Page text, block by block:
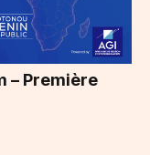
– Première